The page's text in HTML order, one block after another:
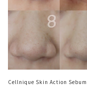
Cellnique Skin Action Sebum